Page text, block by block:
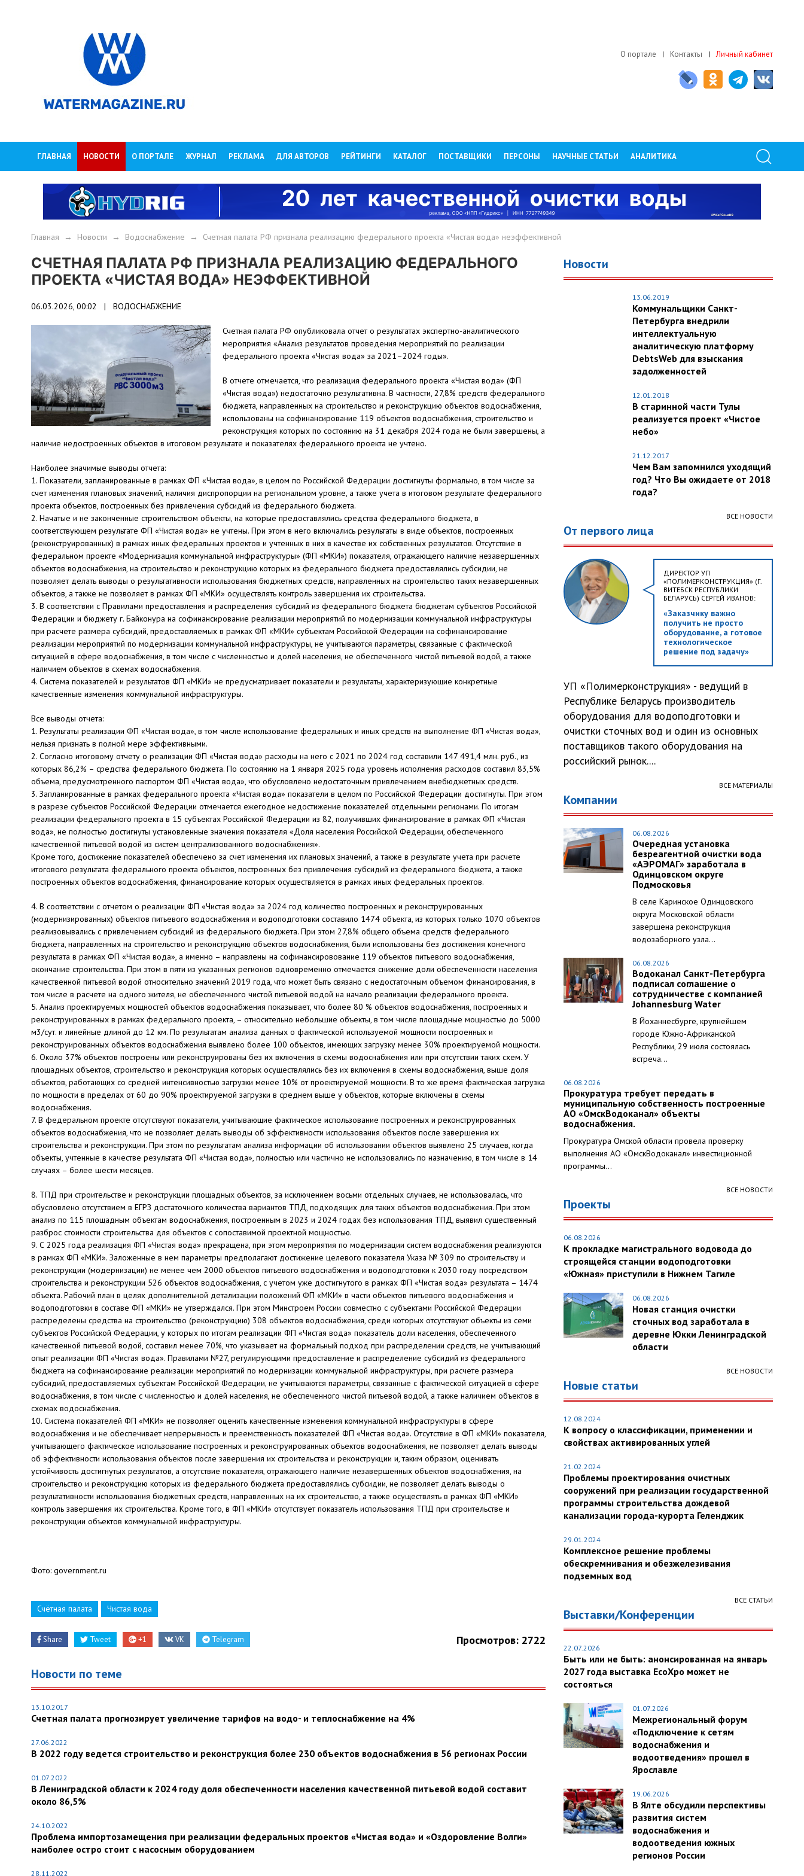
О портале Контакты Личный кабинет
ГЛАВНАЯ НОВОСТИ О ПОРТАЛЕ ЖУРНАЛ РЕКЛАМА ДЛЯ АВТОРОВ РЕЙТИНГИ КАТАЛОГ ПОСТАВЩИКИ ПЕРСОНЫ НАУЧНЫЕ СТАТЬИ АНАЛИТИКА
Главная → Новости → Водоснабжение → Счетная палата РФ признала реализацию федерального проекта «Чистая вода» неэффективной
СЧЕТНАЯ ПАЛАТА РФ ПРИЗНАЛА РЕАЛИЗАЦИЮ ФЕДЕРАЛЬНОГО
ПРОЕКТА «ЧИСТАЯ ВОДА» НЕЭФФЕКТИВНОЙ
06.03.2026, 00:02 | ВОДОСНАБЖЕНИЕ
Счетная палата РФ опубликовала отчет о результатах экспертно-аналитического
мероприятия «Анализ результатов проведения мероприятий по реализации
федерального проекта «Чистая вода» за 2021–2024 годы».
В отчете отмечается, что реализация федерального проекта «Чистая вода» (ФП
«Чистая вода») недостаточно результативна. В частности, 27,8% средств федерального
бюджета, направленных на строительство и реконструкцию объектов водоснабжения,
использованы на софинансирование 119 объектов водоснабжения, строительство и
реконструкция которых по состоянию на 31 декабря 2024 года не были завершены, а
наличие недостроенных объектов в итоговом результате и показателях федерального проекта не учтено.
Наиболее значимые выводы отчета:
1. Показатели, запланированные в рамках ФП «Чистая вода», в целом по Российской Федерации достигнуты формально, в том числе за
счет изменения плановых значений, наличия диспропорции на региональном уровне, а также учета в итоговом результате федерального
проекта объектов, построенных без привлечения субсидий из федерального бюджета.
2. Начатые и не законченные строительством объекты, на которые предоставлялись средства федерального бюджета, в
соответствующем результате ФП «Чистая вода» не учтены. При этом в него включались результаты в виде объектов, построенных
(реконструированных) в рамках иных федеральных проектов и учтенных в них в качестве их собственных результатов. Отсутствие в
федеральном проекте «Модернизация коммунальной инфраструктуры» (ФП «МКИ») показателя, отражающего наличие незавершенных
объектов водоснабжения, на строительство и реконструкцию которых из федерального бюджета предоставлялись субсидии, не
позволяет делать выводы о результативности использования бюджетных средств, направленных на строительство таких незавершенных
объектов, а также не позволяет в рамках ФП «МКИ» осуществлять контроль завершения их строительства.
3. В соответствии с Правилами предоставления и распределения субсидий из федерального бюджета бюджетам субъектов Российской
Федерации и бюджету г. Байконура на софинансирование реализации мероприятий по модернизации коммунальной инфраструктуры
при расчете размера субсидий, предоставляемых в рамках ФП «МКИ» субъектам Российской Федерации на софинансирование
реализации мероприятий по модернизации коммунальной инфраструктуры, не учитываются параметры, связанные с фактической
ситуацией в сфере водоснабжения, в том числе с численностью и долей населения, не обеспеченного чистой питьевой водой, а также
наличием объектов в схемах водоснабжения.
4. Система показателей и результатов ФП «МКИ» не предусматривает показатели и результаты, характеризующие конкретные
качественные изменения коммунальной инфраструктуры.
Все выводы отчета:
1. Результаты реализации ФП «Чистая вода», в том числе использование федеральных и иных средств на выполнение ФП «Чистая вода»,
нельзя признать в полной мере эффективными.
2. Согласно итоговому отчету о реализации ФП «Чистая вода» расходы на него с 2021 по 2024 год составили 147 491,4 млн. руб., из
которых 86,2% – средства федерального бюджета. По состоянию на 1 января 2025 года уровень исполнения расходов составил 83,5%
объема, предусмотренного паспортом ФП «Чистая вода», что обусловлено недостаточным привлечением внебюджетных средств.
3. Запланированные в рамках федерального проекта «Чистая вода» показатели в целом по Российской Федерации достигнуты. При этом
в разрезе субъектов Российской Федерации отмечается ежегодное недостижение показателей отдельными регионами. По итогам
реализации федерального проекта в 15 субъектах Российской Федерации из 82, получивших финансирование в рамках ФП «Чистая
вода», не полностью достигнуты установленные значения показателя «Доля населения Российской Федерации, обеспеченного
качественной питьевой водой из систем централизованного водоснабжения».
Кроме того, достижение показателей обеспечено за счет изменения их плановых значений, а также в результате учета при расчете
итогового результата федерального проекта объектов, построенных без привлечения субсидий из федерального бюджета, а также
построенных объектов водоснабжения, финансирование которых осуществляется в рамках иных федеральных проектов.
4. В соответствии с отчетом о реализации ФП «Чистая вода» за 2024 год количество построенных и реконструированных
(модернизированных) объектов питьевого водоснабжения и водоподготовки составило 1474 объекта, из которых только 1070 объектов
реализовывались с привлечением субсидий из федерального бюджета. При этом 27,8% общего объема средств федерального
бюджета, направленных на строительство и реконструкцию объектов водоснабжения, были использованы без достижения конечного
результата в рамках ФП «Чистая вода», а именно – направлены на софинансировование 119 объектов питьевого водоснабжения,
окончание строительства. При этом в пяти из указанных регионов одновременно отмечается снижение доли обеспеченности населения
качественной питьевой водой относительно значений 2019 года, что может быть связано с недостаточным объемом финансирования, в
том числе в расчете на одного жителя, не обеспеченного чистой питьевой водой на начало реализации федерального проекта.
5. Анализ проектируемых мощностей объектов водоснабжения показывает, что более 80 % объектов водоснабжения, построенных и
реконструированных в рамках федерального проекта, – относительно небольшие объекты, в том числе площадные мощностью до 5000
м3/сут. и линейные длиной до 12 км. По результатам анализа данных о фактической используемой мощности построенных и
реконструированных объектов водоснабжения выявлено более 100 объектов, имеющих загрузку менее 30% проектируемой мощности.
6. Около 37% объектов построены или реконструированы без их включения в схемы водоснабжения или при отсутствии таких схем. У
площадных объектов, строительство и реконструкция которых осуществлялись без их включения в схемы водоснабжения, выше доля
объектов, работающих со средней интенсивностью загрузки менее 10% от проектируемой мощности. В то же время фактическая загрузка
по мощности в пределах от 60 до 90% проектируемой загрузки в среднем выше у объектов, которые включены в схемы
водоснабжения.
7. В федеральном проекте отсутствуют показатели, учитывающие фактическое использование построенных и реконструированных
объектов водоснабжения, что не позволяет делать выводы об эффективности использования объектов после завершения их
строительства и реконструкции. При этом по результатам анализа информации об использовании объектов выявлено 25 случаев, когда
объекты, учтенные в качестве результата ФП «Чистая вода», полностью или частично не использовались по назначению, в том числе в 14
случаях – более шести месяцев.
8. ТПД при строительстве и реконструкции площадных объектов, за исключением восьми отдельных случаев, не использовалась, что
обусловлено отсутствием в ЕГРЗ достаточного количества вариантов ТПД, подходящих для таких объектов водоснабжения. При этом
анализ по 115 площадным объектам водоснабжения, построенным в 2023 и 2024 годах без использования ТПД, выявил существенный
разброс стоимости строительства для объектов с сопоставимой проектной мощностью.
9. С 2025 года реализация ФП «Чистая вода» прекращена, при этом мероприятия по модернизации систем водоснабжения реализуются
в рамках ФП «МКИ». Заложенные в нем параметры предполагают достижение целевого показателя Указа № 309 по строительству и
реконструкции (модернизации) не менее чем 2000 объектов питьевого водоснабжения и водоподготовки к 2030 году посредством
строительства и реконструкции 526 объектов водоснабжения, с учетом уже достигнутого в рамках ФП «Чистая вода» результата – 1474
объекта. Рабочий план в целях дополнительной детализации положений ФП «МКИ» в части объектов питьевого водоснабжения и
водоподготовки в составе ФП «МКИ» не утверждался. При этом Минстроем России совместно с субъектами Российской Федерации
распределены средства на строительство (реконструкцию) 308 объектов водоснабжения, среди которых отсутствуют объекты из семи
субъектов Российской Федерации, у которых по итогам реализации ФП «Чистая вода» показатель доли населения, обеспеченного
качественной питьевой водой, составил менее 70%, что указывает на формальный подход при распределении средств, не учитывающий
опыт реализации ФП «Чистая вода». Правилами №27, регулирующими предоставление и распределение субсидий из федерального
бюджета на софинансирование реализации мероприятий по модернизации коммунальной инфраструктуры, при расчете размера
субсидий, предоставляемых субъектам Российской Федерации, не учитываются параметры, связанные с фактической ситуацией в сфере
водоснабжения, в том числе с численностью и долей населения, не обеспеченного чистой питьевой водой, а также наличием объектов в
схемах водоснабжения.
10. Система показателей ФП «МКИ» не позволяет оценить качественные изменения коммунальной инфраструктуры в сфере
водоснабжения и не обеспечивает непрерывность и преемственность показателей ФП «Чистая вода». Отсутствие в ФП «МКИ» показателя,
учитывающего фактическое использование построенных и реконструированных объектов водоснабжения, не позволяет делать выводы
об эффективности использования объектов после завершения их строительства и реконструкции и, таким образом, оценивать
устойчивость достигнутых результатов, а отсутствие показателя, отражающего наличие незавершенных объектов водоснабжения, на
строительство и реконструкцию которых из федерального бюджета предоставлялись субсидии, не позволяет делать выводы о
результативности использования бюджетных средств, направленных на их строительство, а также осуществлять в рамках ФП «МКИ»
контроль завершения их строительства. Кроме того, в ФП «МКИ» отсутствует показатель использования ТПД при строительстве и
реконструкции объектов коммунальной инфраструктуры.
Фото: government.ru
Счётная палата Чистая вода
Share Tweet +1 VK Telegram Просмотров: 2722
Новости по теме
13.10.2017
Счетная палата прогнозирует увеличение тарифов на водо- и теплоснабжение на 4%
27.06.2022
В 2022 году ведется строительство и реконструкция более 230 объектов водоснабжения в 56 регионах России
01.07.2022
В Ленинградской области к 2024 году доля обеспеченности населения качественной питьевой водой составит
около 86,5%
24.10.2022
Проблема импортозамещения при реализации федеральных проектов «Чистая вода» и «Оздоровление Волги»
наиболее остро стоит с насосным оборудованием
28.11.2022
Новости
13.06.2019
Коммунальщики Санкт-
Петербурга внедрили
интеллектуальную
аналитическую платформу
DebtsWeb для взыскания
задолженностей
12.01.2018
В старинной части Тулы
реализуется проект «Чистое
небо»
21.12.2017
Чем Вам запомнился уходящий
год? Что Вы ожидаете от 2018
года?
ВСЕ НОВОСТИ
От первого лица
ДИРЕКТОР УП
«ПОЛИМЕРКОНСТРУКЦИЯ» (Г.
ВИТЕБСК РЕСПУБЛИКИ
БЕЛАРУСЬ) СЕРГЕЙ ИВАНОВ:
«Заказчику важно
получить не просто
оборудование, а готовое
технологическое
решение под задачу»
УП «Полимерконструкция» - ведущий в
Республике Беларусь производитель
оборудования для водоподготовки и
очистки сточных вод и один из основных
поставщиков такого оборудования на
российский рынок....
ВСЕ МАТЕРИАЛЫ
Компании
06.08.2026
Очередная установка
безреагентной очистки вода
«АЭРОМАГ» заработала в
Одинцовском округе
Подмосковья
В селе Каринское Одинцовского
округа Московской области
завершена реконструкция
водозаборного узла...
06.08.2026
Водоканал Санкт-Петербурга
подписал соглашение о
сотрудничестве с компанией
Johannesburg Water
В Йоханнесбурге, крупнейшем
городе Южно-Африканской
Республики, 29 июля состоялась
встреча...
06.08.2026
Прокуратура требует передать в
муниципальную собственность построенные
АО «ОмскВодоканал» объекты
водоснабжения.
Прокуратура Омской области провела проверку
выполнения АО «ОмскВодоканал» инвестиционной
программы...
ВСЕ НОВОСТИ
Проекты
06.08.2026
К прокладке магистрального водовода до
строящейся станции водоподготовки
«Южная» приступили в Нижнем Тагиле
06.08.2026
Новая станция очистки
сточных вод заработала в
деревне Юкки Ленинградской
области
ВСЕ НОВОСТИ
Новые статьи
12.08.2024
К вопросу о классификации, применении и
свойствах активированных углей
21.02.2024
Проблемы проектирования очистных
сооружений при реализации государственной
программы строительства дождевой
канализации города-курорта Геленджик
29.01.2024
Комплексное решение проблемы
обескремнивания и обезжелезивания
подземных вод
ВСЕ СТАТЬИ
Выставки/Конференции
22.07.2026
Быть или не быть: анонсированная на январь
2027 года выставка EcoXpo может не
состояться
01.07.2026
Межрегиональный форум
«Подключение к сетям
водоснабжения и
водоотведения» прошел в
Ярославле
19.06.2026
В Ялте обсудили перспективы
развития систем
водоснабжения и
водоотведения южных
регионов России